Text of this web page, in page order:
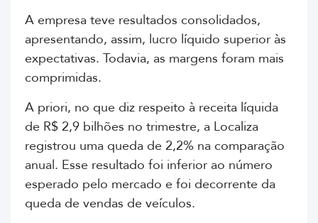
A empresa teve resultados consolidados,
apresentando, assim, lucro líquido superior às
expectativas. Todavia, as margens foram mais
comprimidas.
A priori, no que diz respeito à receita líquida
de R$ 2,9 bilhões no trimestre, a Localiza
registrou uma queda de 2,2% na comparação
anual. Esse resultado foi inferior ao número
esperado pelo mercado e foi decorrente da
queda de vendas de veículos.